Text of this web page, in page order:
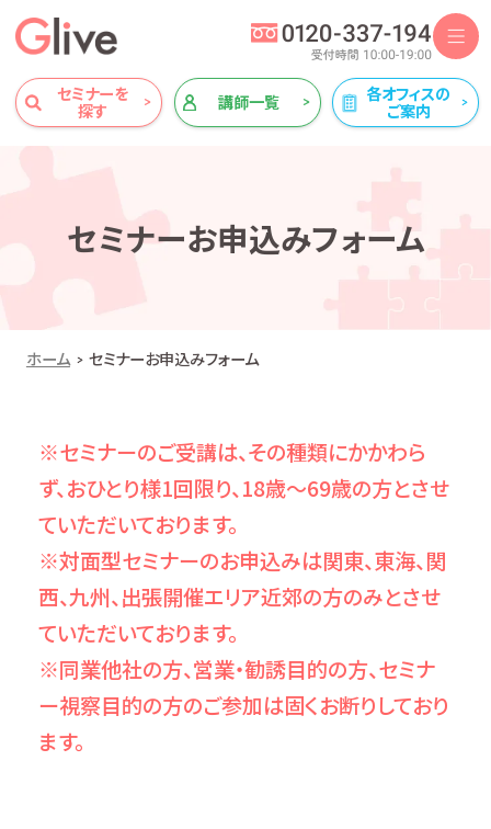
セミナーを
探す
講師一覧
各オフィスの
ご案内
セミナーお申込みフォーム
ホーム セミナーお申込みフォーム
※セミナーのご受講は、その種類にかかわら
ず、おひとり様1回限り、18歳～69歳の方とさせ
ていただいております。
※対面型セミナーのお申込みは関東、東海、関
西、九州、出張開催エリア近郊の方のみとさせ
ていただいております。
※同業他社の方、営業・勧誘目的の方、セミナ
ー視察目的の方のご参加は固くお断りしており
ます。